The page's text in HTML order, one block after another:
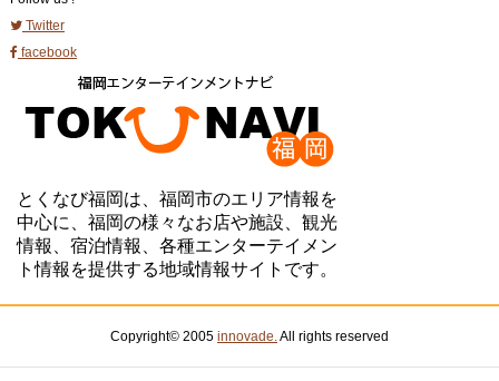
Twitter
facebook
とくなび福岡は、福岡市のエリア情報を
中心に、福岡の様々なお店や施設、観光
情報、宿泊情報、各種エンターテイメン
ト情報を提供する地域情報サイトです。
Copyright© 2005 innovade.All rights reserved